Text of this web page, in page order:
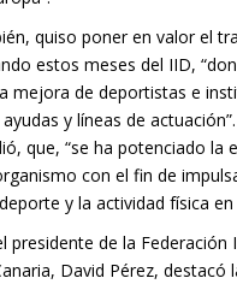
quiso poner en valor el
estos meses del IID,
mejora de deportistas e
y líneas de
que, “se ha potenciado la
con el fin de
y la actividad física en
presidente de la Federación
David Pérez, destacó